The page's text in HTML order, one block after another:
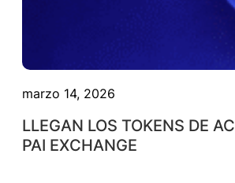
marzo 14, 2026
LLEGAN LOS TOKENS DE
PAI EXCHANGE